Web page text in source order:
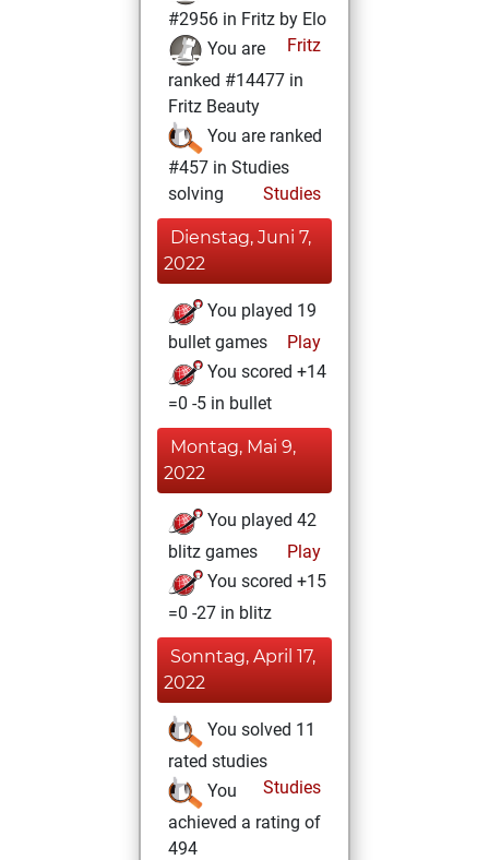
#2956 in Fritz by Elo
Fritz
You are
ranked #14477 in
Fritz Beauty
You are ranked
#457 in Studies
solving
Studies
Dienstag, Juni 7,
2022
You played 19
bullet games
Play
You scored +14
=0 -5 in bullet
Montag, Mai 9,
2022
You played 42
blitz games
Play
You scored +15
=0 -27 in blitz
Sonntag, April 17,
2022
You solved 11
rated studies
Studies
You
achieved a rating of
494